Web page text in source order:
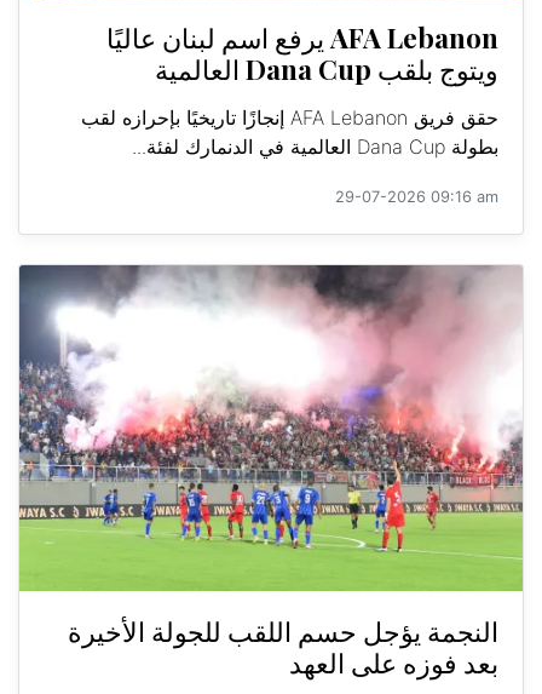
AFA Lebanon يرفع اسم لبنان عاليًا
ويتوج بلقب Dana Cup العالمية
حقق فريق AFA Lebanon إنجازًا تاريخيًا بإحرازه لقب
بطولة Dana Cup العالمية في الدنمارك لفئة...
29-07-2026 09:16 am
النجمة يؤجل حسم اللقب للجولة الأخيرة
بعد فوزه على العهد